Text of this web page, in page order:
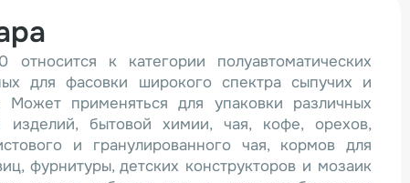
к категории полуавтоматических
для фасовки широкого спектра сыпучих и
Может применяться для упаковки различных
изделий, бытовой химии, чая, кофе, орехов,
и гранулированного чая, кормов для
фурнитуры, детских конструкторов и мозаик